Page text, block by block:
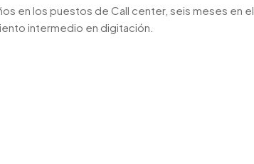
en los puestos de Call center, seis meses en el
intermedio en digitación.